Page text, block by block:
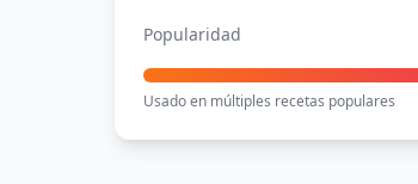
Popularidad
Usado en múltiples recetas populares